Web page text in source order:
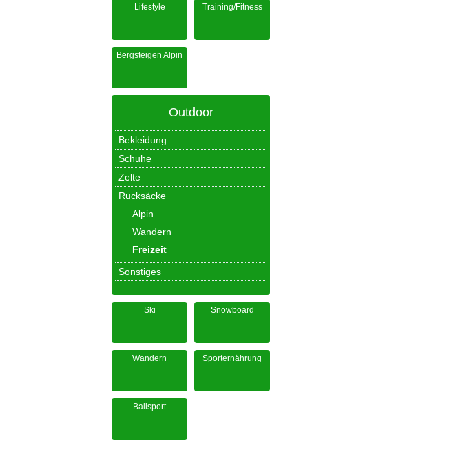
Lifestyle Training/Fitness
Bergsteigen Alpin
Outdoor
Bekleidung
Schuhe
Zelte
Rucksäcke
Alpin
Wandern
Freizeit
Sonstiges
Ski Snowboard
Wandern Sporternährung
Ballsport